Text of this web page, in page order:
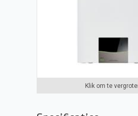
Klik om te